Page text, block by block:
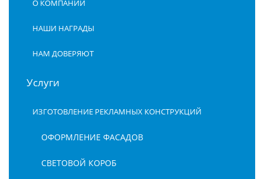
О КОМПАНИИ
НАШИ НАГРАДЫ
НАМ ДОВЕРЯЮТ
Услуги
ИЗГОТОВЛЕНИЕ РЕКЛАМНЫХ КОНСТРУКЦИЙ
ОФОРМЛЕНИЕ ФАСАДОВ
СВЕТОВОЙ КОРОБ